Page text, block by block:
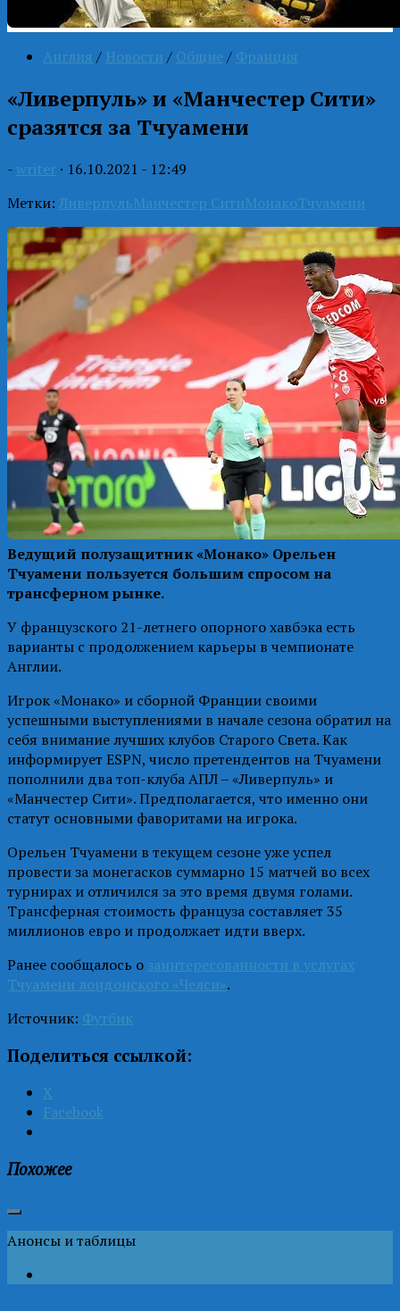
Англия / Новости / Общие / Франция
«Ливерпуль» и «Манчестер Сити»
сразятся за Тчуамени
- writer · 16.10.2021 - 12:49
Метки: ЛиверпульМанчестер СитиМонакоТчуамени
Ведущий полузащитник «Монако» Орельен
Тчуамени пользуется большим спросом на
трансферном рынке.
У французского 21-летнего опорного хавбэка есть
варианты с продолжением карьеры в чемпионате
Англии.
Игрок «Монако» и сборной Франции своими
успешными выступлениями в начале сезона обратил на
себя внимание лучших клубов Старого Света. Как
информирует ESPN, число претендентов на Тчуамени
пополнили два топ-клуба АПЛ – «Ливерпуль» и
«Манчестер Сити». Предполагается, что именно они
статут основными фаворитами на игрока.
Орельен Тчуамени в текущем сезоне уже успел
провести за монегасков суммарно 15 матчей во всех
турнирах и отличился за это время двумя голами.
Трансферная стоимость француза составляет 35
миллионов евро и продолжает идти вверх.
Ранее сообщалось о заинтересованности в услугах
Тчуамени лондонского «Челси».
Источник: Футбик
Поделиться ссылкой:
X
Facebook
Похожее
Анонсы и таблицы